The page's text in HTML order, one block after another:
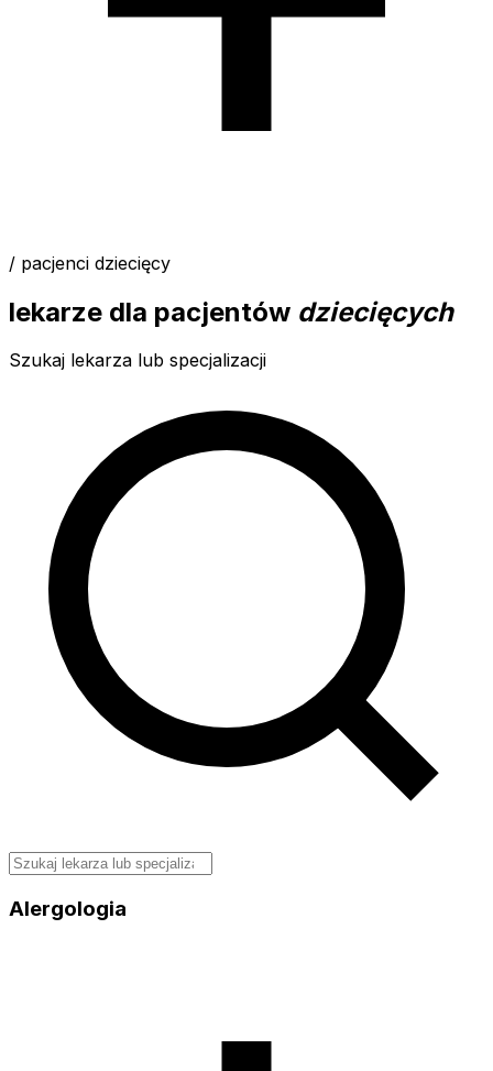
/ pacjenci dziecięcy
lekarze dla pacjentów dziecięcych
Szukaj lekarza lub specjalizacji
Alergologia